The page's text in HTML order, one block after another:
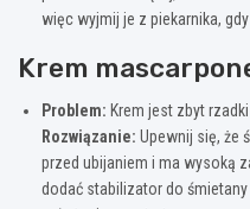
więc wyjmij je z piekarnika,
Krem
Problem: Krem jest zbyt
Rozwiązanie: Upewnij się, że
przed ubijaniem i ma wysoką
dodać stabilizator do śmietany